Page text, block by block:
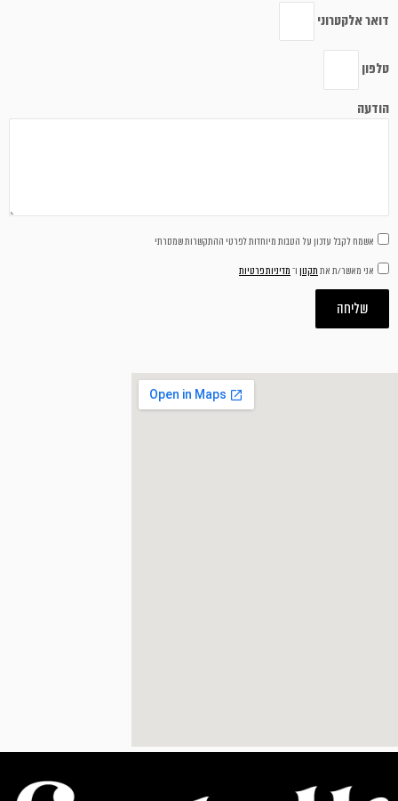
דואר אלקטרוני
טלפון
הודעה
אשמח לקבל עדכון על הטבות מיוחדות לפרטי ההתקשרות שמסרתי
אני מאשר/ת אתתקנוןו־מדיניות פרטיות
שליחה